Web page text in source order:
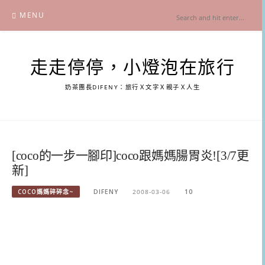
content
MENU
走走停停，小燈泡在旅行
奶茶團長DIFENY：旅行Ｘ文字Ｘ親子Ｘ人生
[coco的一步一腳印]coco跟媽媽腸胃炎![3/7更
新]
COCO媽媽碎碎念~ DIFENY 2008-03-06 10